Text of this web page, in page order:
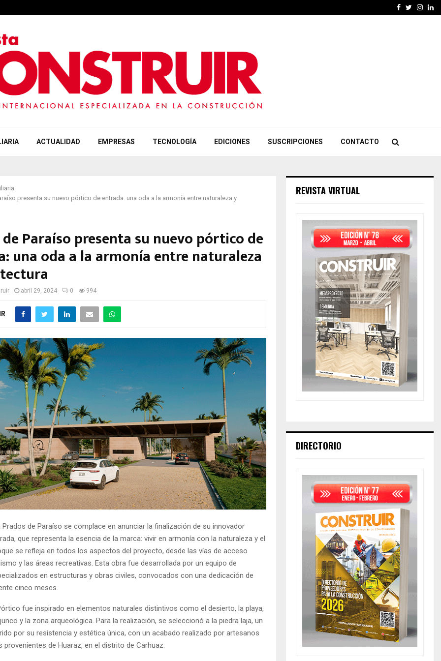
Facebook
Twitter
ACTUALIDAD EMPRESAS TECNOLOGÍA EDICIONES SUSCRIPCIONES CONTACTO
presenta su nuevo pórtico de entrada: una oda a la armonía entre naturaleza y
Paraíso presenta su nuevo pórtico de
una oda a la armonía entre naturaleza
abril 29, 2024 0 994
Prados de Paraíso se complace en anunciar la finalización de su innovador
que representa la esencia de la marca: vivir en armonía con la naturaleza y el
se refleja en todos los aspectos del proyecto, desde las vías de acceso
y las áreas recreativas. Esta obra fue desarrollada por un equipo de
en estructuras y obras civiles, convocados con una dedicación de
cinco meses.
fue inspirado en elementos naturales distintivos como el desierto, la playa,
y la zona arqueológica. Para la realización, se seleccionó a la piedra laja, un
por su resistencia y estética única, con un acabado realizado por artesanos
provenientes de Huaraz, en el distrito de Carhuaz.
REVISTA VIRTUAL
DIRECTORIO